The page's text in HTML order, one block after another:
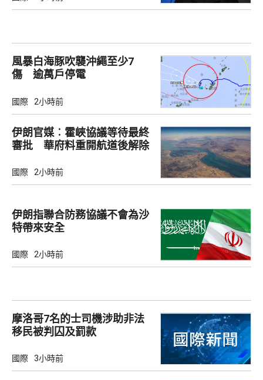
風暴白海豚吹襲沖繩至少7
傷 逾萬戶停電
國際 2小時前
伊朗官媒︰霍峽協議等待最終
審批 華府料重開航道後解除
國際 2小時前
伊朗指聯合防務協議不會為沙
特帶來安全
國際 2小時前
摩洛哥7名的士司機涉助非法
移民被判囚及罰款
國際 3小時前